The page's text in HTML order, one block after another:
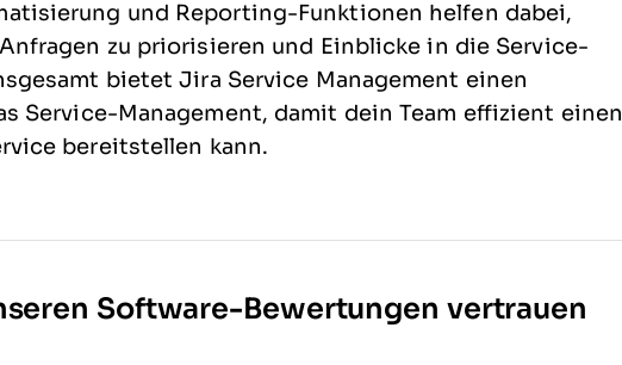
und Reporting-Funktionen helfen dabei,
zu priorisieren und Einblicke in die Service-
bietet Jira Service Management einen
Service-Management, damit dein Team effizient einen
bereitstellen kann.
Software-Bewertungen vertrauen